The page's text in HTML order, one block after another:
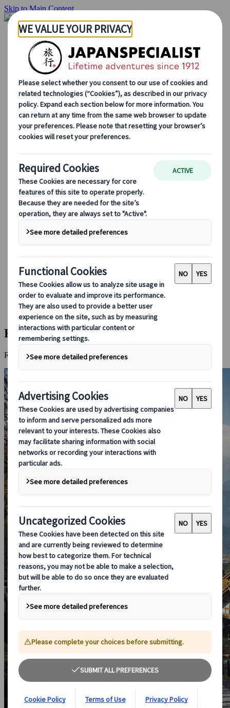
Skip to Main Content
Hjemmesiden
Reiser
Individuelle reiser
Gruppereiser
Kjør-selv ferie
Utflukter
Skreddersydde gruppereiser
Japan Rail Pass
Hvordan vi jobber
Om oss
Vårt team
Bli en del av teamet vårt
Sesongbaserte reisetips
Høydepunkter fra destinasjonen
Kulturell innsikt
Kulinariske eventyr
Utforsk Japan med tog
Ofte stilte spørsmål
Viktig informasjon
Etikette i Japan
Kjøring i Japan
Booking hos oss
Japan Rail Pass
Overnatting
Online reiseråd
Japanspecialist
Destinasjoner
Alle Destinasjoner
Kiso-dalen
Kiso-dalen
Reis tilbake i tid i denne fjellandsbyen